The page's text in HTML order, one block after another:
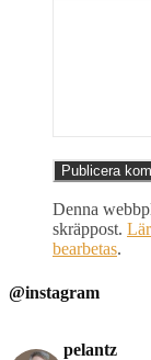
Denna
skräppost.
bearbetas.
@instagram
pelantz